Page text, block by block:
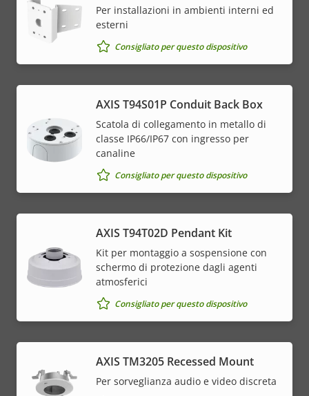
Per installazioni in ambienti interni ed
esterni
Consigliato per questo dispositivo
AXIS T94S01P Conduit Back Box
Scatola di collegamento in metallo di
classe IP66/IP67 con ingresso per
canaline
Consigliato per questo dispositivo
AXIS T94T02D Pendant Kit
Kit per montaggio a sospensione con
schermo di protezione dagli agenti
atmosferici
Consigliato per questo dispositivo
AXIS TM3205 Recessed Mount
Per sorveglianza audio e video discreta